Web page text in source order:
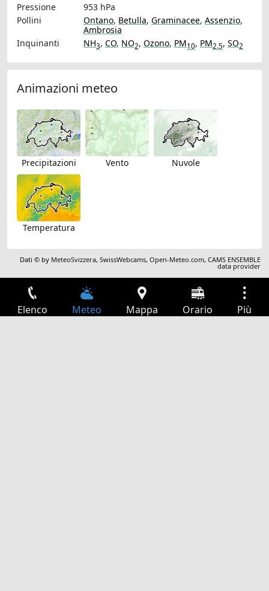
Pressione
953 hPa
Pollini
Ontano, Betulla, Graminacee, Assenzio,
Ambrosia
Inquinanti
NH3, CO, NO2, Ozono, PM10, PM2.5, SO2
Animazioni meteo
Precipitazioni Vento Nuvole
Temperatura
Dati © by MeteoSvizzera,SwissWebcams,Open-Meteo.com,CAMS ENSEMBLE
data provider
Elenco Meteo Mappa Orario Più